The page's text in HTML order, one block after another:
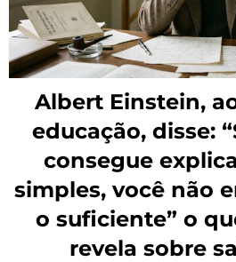
Albert Einstein,
educação, disse:
consegue
simples, você não
o suficiente” o
revela sobre